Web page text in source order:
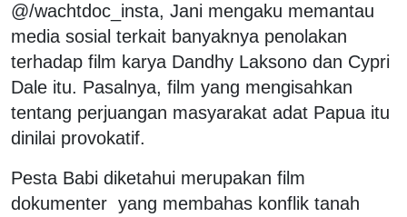
@/wachtdoc_insta, Jani mengaku memantau
media sosial terkait banyaknya penolakan
terhadap film karya Dandhy Laksono dan Cypri
Dale itu. Pasalnya, film yang mengisahkan
tentang perjuangan masyarakat adat Papua itu
dinilai provokatif.
Pesta Babi diketahui merupakan film
dokumenter yang membahas konflik tanah